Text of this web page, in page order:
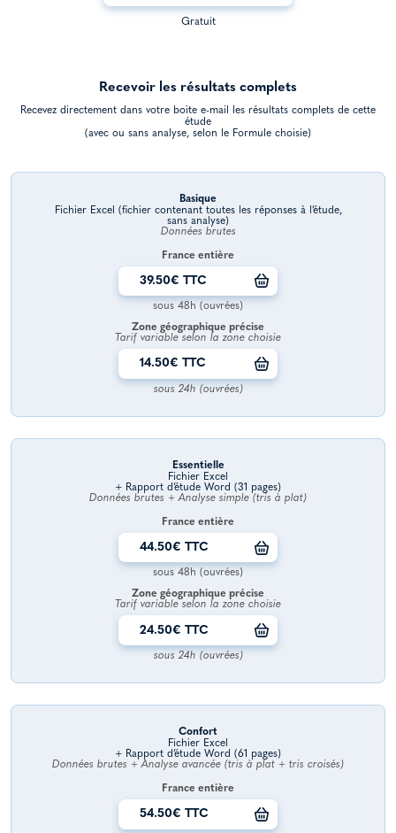
Gratuit
Recevoir les résultats complets
Recevez directement dans votre boite e-mail les résultats complets de cette
étude
(avec ou sans analyse, selon le Formule choisie)
Basique
Fichier Excel (fichier contenant toutes les réponses à l’étude,
sans analyse)
Données brutes
France entière
39.50€ TTC
sous 48h (ouvrées)
Zone géographique précise
Tarif variable selon la zone choisie
14.50€ TTC
sous 24h (ouvrées)
Essentielle
Fichier Excel
+ Rapport d’étude Word (31 pages)
Données brutes + Analyse simple (tris à plat)
France entière
44.50€ TTC
sous 48h (ouvrées)
Zone géographique précise
Tarif variable selon la zone choisie
24.50€ TTC
sous 24h (ouvrées)
Confort
Fichier Excel
+ Rapport d’étude Word (61 pages)
Données brutes + Analyse avancée (tris à plat + tris croisés)
France entière
54.50€ TTC